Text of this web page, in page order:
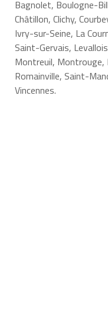
Bagnolet, Boulogne-
Châtillon, Clichy,
Ivry-sur-Seine, La
Saint-Gervais,
Montreuil, Montrouge,
Romainville, Saint-
Vincennes.